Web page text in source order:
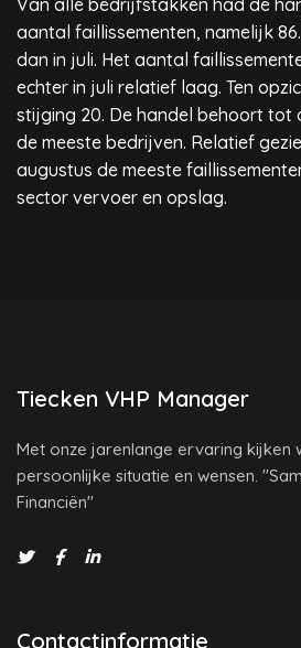
Van alle bedrijfstakken had de
aantal faillissementen, namelijk
dan in juli. Het aantal
echter in juli relatief laag. Ten
stijging 20. De handel behoort tot
de meeste bedrijven. Relatief
augustus de meeste
sector vervoer en opslag.
Tiecken VHP Manager
Met onze jarenlange ervaring kijken
persoonlijke situatie en wensen.
Financiën"
Contactinformatie